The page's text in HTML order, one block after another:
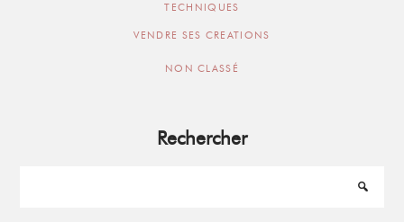
TECHNIQUES
VENDRE SES CREATIONS
NON CLASSÉ
Rechercher